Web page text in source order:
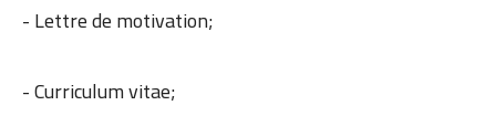
- Lettre de motivation;
- Curriculum vitae;